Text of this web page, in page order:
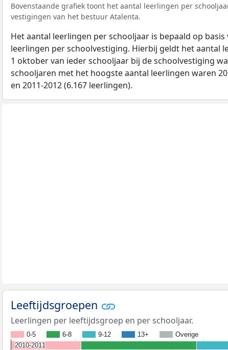
Bovenstaande grafiek toont het aantal leerlingen per
vestigingen van het bestuur Atalenta.
Het aantal leerlingen per schooljaar is bepaald op basis
leerlingen per schoolvestiging. Hierbij geldt het aantal
1 oktober van ieder schooljaar bij de schoolvestiging
schooljaren met het hoogste aantal leerlingen waren
en 2011-2012 (6.167 leerlingen).
Leeftijdsgroepen
Leerlingen per leeftijdsgroep en per schooljaar.
0-5 6-8 9-12 13+ Overige
2010-2011
2010-2011